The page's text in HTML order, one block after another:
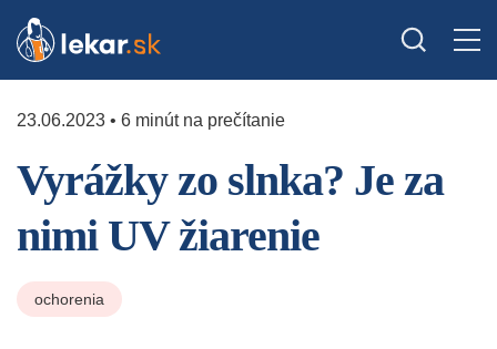
23.06.2023 • 6 minút na prečítanie
Vyrážky zo slnka? Je za
nimi UV žiarenie
ochorenia